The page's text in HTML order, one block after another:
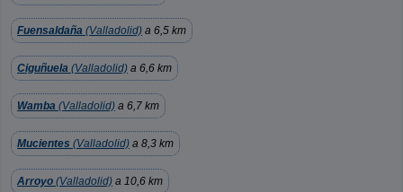
Fuensaldaña (Valladolid) a 6,5 km
Ciguñuela (Valladolid) a 6,6 km
Wamba (Valladolid) a 6,7 km
Mucientes (Valladolid) a 8,3 km
Arroyo (Valladolid) a 10,6 km